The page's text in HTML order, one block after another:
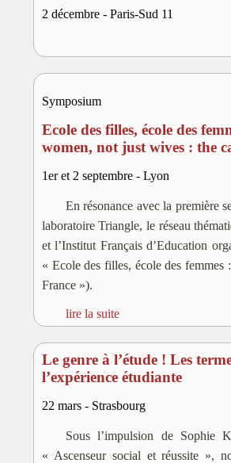
2 décembre - Paris-Sud 11
Symposium
Ecole des filles, école des
women, not just wives : the
1er et 2 septembre - Lyon
En résonance avec la première
laboratoire Triangle, le réseau
et l’Institut Français d’Education
« Ecole des filles, école des
France »).
lire la suite
Le genre à l’étude ! Les
l’expérience étudiante
22 mars - Strasbourg
Sous l’impulsion de Sophie
« Ascenseur social et réussite »,